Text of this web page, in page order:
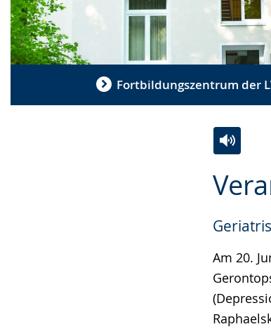
Fortbildungszentrum der
Am 20.
Leichten
wechseln.
Audio-
Video
Deutscher
wird
angezeigt.